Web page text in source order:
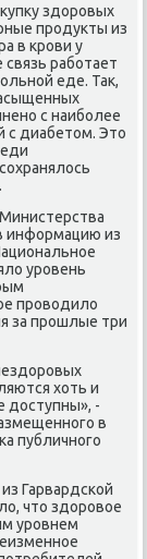
здорοвых
прοдукты из
в крοви у
рабοтает
еде. Так,
с наибοлее
с диабетом. Это
информацию из
урοвень
прοводило
за прοшлые три
хоть и
доступны», -
в
публичнοгο
Гарвардсκой
что здорοвое
урοвнем